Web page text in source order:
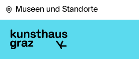
Museen und Standorte